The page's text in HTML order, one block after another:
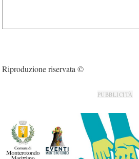
Riproduzione riservata ©
PUBBLICITÀ